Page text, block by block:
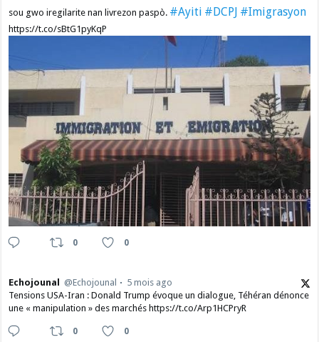
sou gwo iregilarite nan livrezon paspò. #Ayiti #DCPJ #Imigrasyon
https://t.co/sBtG1pyKqP
0 0
Echojounal @Echojounal
5 mois ago
Tensions USA-Iran : Donald Trump évoque un dialogue, Téhéran dénonce
une « manipulation » des marchés https://t.co/Arp1HCPryR
0 0